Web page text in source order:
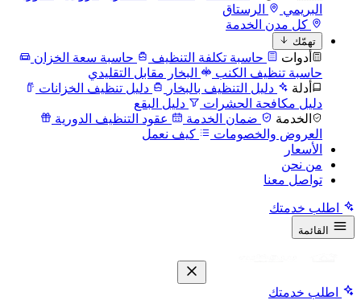
البريمي
الرستاق
كل مدن الخدمة
تهمّك
أدوات حاسبة تكلفة التنظيف
حاسبة سعة الخزان
حاسبة تنظيف الكنب
البخار مقابل التقليدي
أدلة
دليل التنظيف بالبخار
دليل تنظيف الخزانات
دليل مكافحة الحشرات
دليل البقع
الخدمة
ضمان الخدمة
عقود التنظيف الدورية
العروض والخصومات
كيف نعمل
الأسعار
من نحن
تواصل معنا
اطلب خدمتك
القائمة
اطلب خدمتك